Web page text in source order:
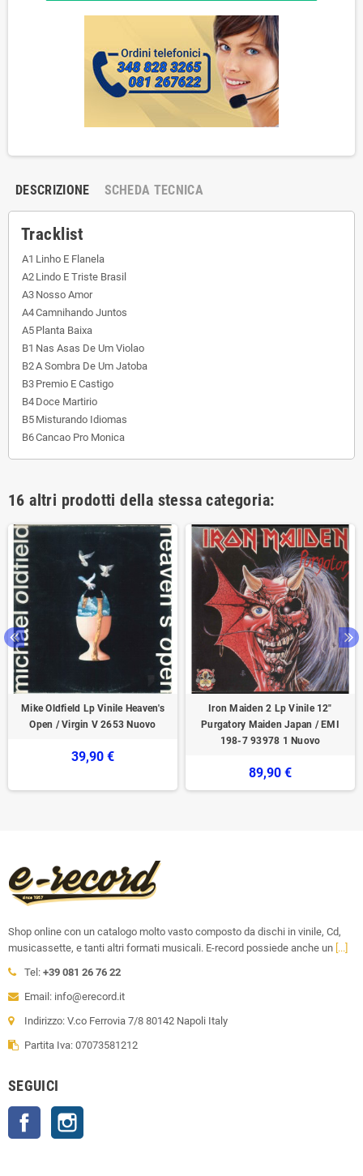
DESCRIZIONE SCHEDA TECNICA
Tracklist
A1 Linho E Flanela
A2 Lindo E Triste Brasil
A3 Nosso Amor
A4Camnihando Juntos
A5 Planta Baixa
B1 Nas Asas De Um Violao
B2A Sombra De Um Jatoba
B3 Premio E Castigo
B4 Doce Martirio
B5 Misturando Idiomas
B6Cancao Pro Monica
16 altri prodotti della stessa categoria:
Mike Oldfield Lp Vinile Heaven's
Open / Virgin V 2653 Nuovo
39,90 €
Iron Maiden 2 Lp Vinile 12"
Purgatory Maiden Japan / EMI
198-7 93978 1 Nuovo
89,90 €
Shop online con un catalogo molto vasto composto da dischi in vinile, Cd,
musicassette, e tanti altri formati musicali. E-record possiede anche un [...]
Tel: +39 081 26 76 22
Email: info@erecord.it
Indirizzo: V.co Ferrovia 7/8 80142 Napoli Italy
Partita Iva: 07073581212
SEGUICI
Facebook